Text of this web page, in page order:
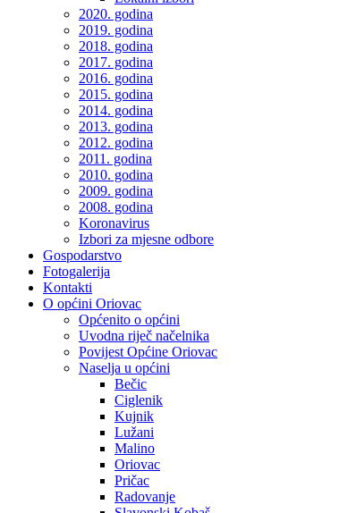
2020. godina
2019. godina
2018. godina
2017. godina
2016. godina
2015. godina
2014. godina
2013. godina
2012. godina
2011. godina
2010. godina
2009. godina
2008. godina
Koronavirus
Izbori za mjesne odbore
Gospodarstvo
Fotogalerija
Kontakti
O općini Oriovac
Općenito o općini
Uvodna riječ načelnika
Povijest Općine Oriovac
Naselja u općini
Bečic
Ciglenik
Kujnik
Lužani
Malino
Oriovac
Pričac
Radovanje